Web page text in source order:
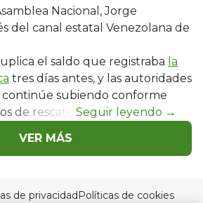
Nacional, Jorge
del canal estatal Venezolana de
el saldo que registraba la
tres días antes, y las autoridades
subiendo conforme
de rescate.
VER MÁS
de privacidadPolíticas de cookies